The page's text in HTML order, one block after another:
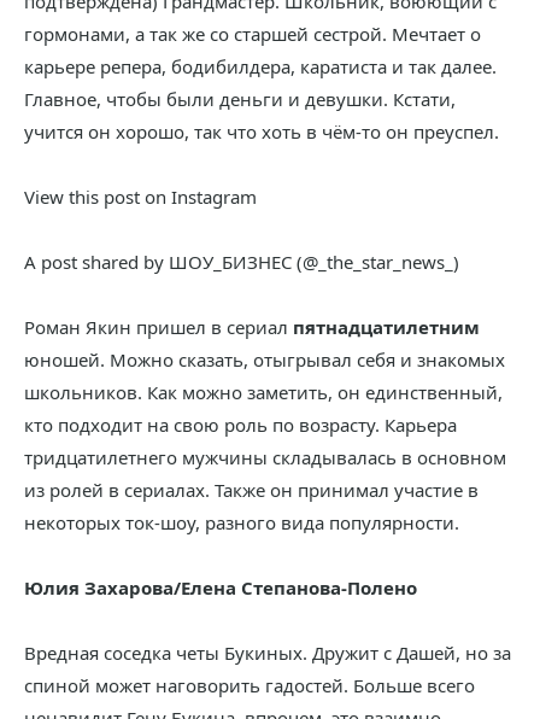
гормонами, а так же со старшей сестрой. Мечтает о
карьере репера, бодибилдера, каратиста и так далее.
Главное, чтобы были деньги и девушки. Кстати,
учится он хорошо, так что хоть в чём-то он преуспел.
View this post on Instagram
A post shared by ШОУ_БИЗНЕС (@_the_star_news_)
Роман Якин пришел в сериал пятнадцатилетним
юношей. Можно сказать, отыгрывал себя и знакомых
школьников. Как можно заметить, он единственный,
кто подходит на свою роль по возрасту. Карьера
тридцатилетнего мужчины складывалась в основном
из ролей в сериалах. Также он принимал участие в
некоторых ток-шоу, разного вида популярности.
Юлия Захарова/Елена Степанова-Полено
Вредная соседка четы Букиных. Дружит с Дашей, но за
спиной может наговорить гадостей. Больше всего